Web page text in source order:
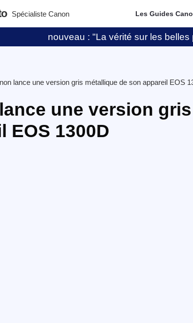
Spécialiste Canon Les Guides
nouveau : "La vérité sur les belles
lance une version gris métallique de son appareil EOS
une version
EOS 1300D